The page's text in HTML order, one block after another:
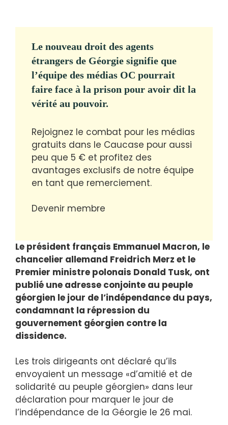
Le nouveau droit des agents
étrangers de Géorgie signifie que
l’équipe des médias OC pourrait
faire face à la prison pour avoir dit la
vérité au pouvoir.
Rejoignez le combat pour les médias
gratuits dans le Caucase pour aussi
peu que 5 € et profitez des
avantages exclusifs de notre équipe
en tant que remerciement.
Devenir membre
Le président français Emmanuel Macron, le
chancelier allemand Freidrich Merz et le
Premier ministre polonais Donald Tusk, ont
publié une adresse conjointe au peuple
géorgien le jour de l’indépendance du pays,
condamnant la répression du
gouvernement géorgien contre la
dissidence.
Les trois dirigeants ont déclaré qu’ils
envoyaient un message «d’amitié et de
solidarité au peuple géorgien» dans leur
déclaration pour marquer le jour de
l’indépendance de la Géorgie le 26 mai.